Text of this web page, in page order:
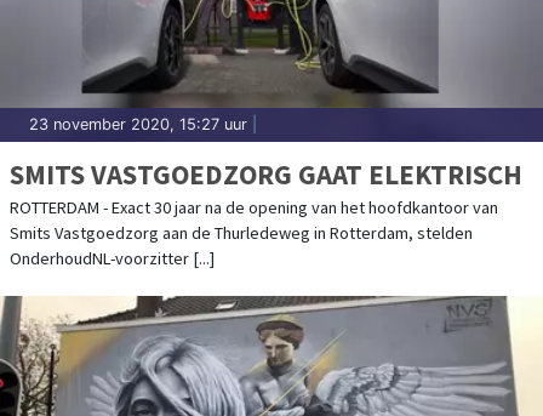
23 november 2020, 15:27 uur
SMITS VASTGOEDZORG GAAT ELEKTRISCH
ROTTERDAM - Exact 30 jaar na de opening van het hoofdkantoor van
Smits Vastgoedzorg aan de Thurledeweg in Rotterdam, stelden
OnderhoudNL-voorzitter [...]